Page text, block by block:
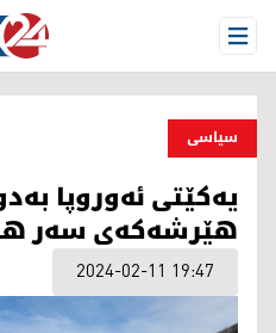
Open Menu
سیاسی
یەکێتی ئەوروپا
هێرشەکەی سەر
2024-02-11 19:47